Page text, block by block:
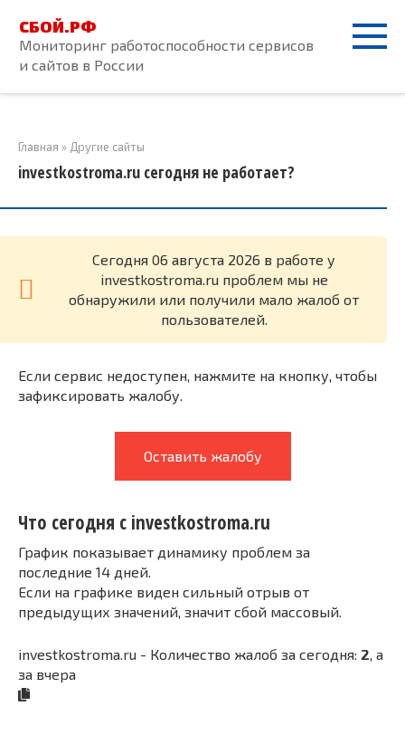
контенту
СБОЙ.РФ
Мониторинг работоспособности сервисов
и сайтов в России
Главная » Другие сайты
investkostroma.ru сегодня не работает?
Cегодня 06 августа 2026 в работе у
investkostroma.ru проблем мы не
обнаружили или получили мало жалоб от
пользователей.
Если сервис недоступен, нажмите на кнопку, чтобы
зафиксировать жалобу.
Оставить жалобу
Что сегодня с investkostroma.ru
График показывает динамику проблем за
последние 14 дней.
Если на графике виден сильный отрыв от
предыдущих значений, значит сбой массовый.
investkostroma.ru - Количество жалоб за сегодня: 2 , а
за вчера